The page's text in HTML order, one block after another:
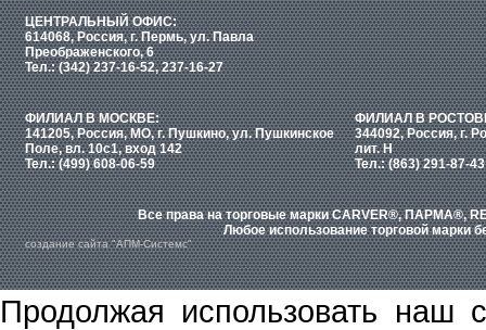
ЦЕНТРАЛЬНЫЙ ОФИС:
614068, Россия, г. Пермь, ул. Павла
Преображенского, 6
Тел.: (342) 237-16-52, 237-16-27
ФИЛИАЛ В МОСКВЕ:
141205, Россия, МО, г. Пушкино, ул. Пушкинское
Поле, вл. 10с1, вход 142
Тел.: (499) 608-06-59
ФИЛИАЛ В
344092, Россия, г.
лит. Н
Тел.: (863) 291-87-43
Все права на торговые марки CARVER®, ПАРМА®,
Любое использование торговой марки
создание сайта "АПМ-Системс"
Продолжая использовать наш